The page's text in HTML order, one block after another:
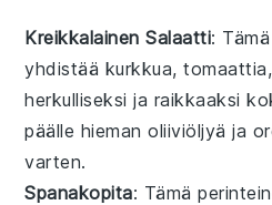
Kreikkalainen Salaatti:
yhdistää kurkkua,tomaattia,
herkulliseksi ja raikkaaksi
päälle hiemanoliiviöljyä ja
varten.
Spanakopita: Tämä